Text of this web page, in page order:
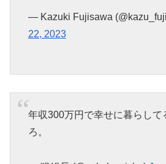
— Kazuki Fujisawa
22, 2023
年収300万円で幸せに暮らして
ろ。